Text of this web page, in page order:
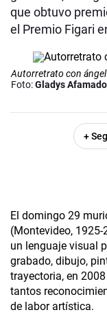
que obtuvo
el Premio Figari
Autorretrato con
Foto:Gladys Afamado
+
El domingo 29
(Montevideo,
un lenguaje visual
grabado, dibujo,
trayectoria, en
tantos
de labor artística.